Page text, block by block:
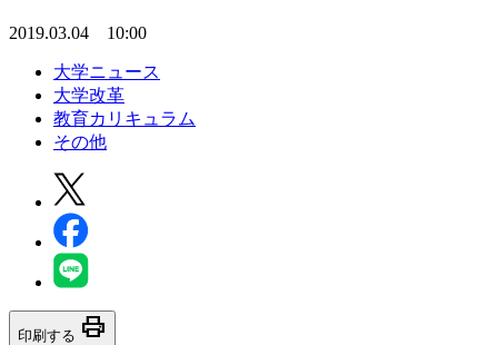
2019.03.04 10:00
大学ニュース
大学改革
教育カリキュラム
その他
印刷する print